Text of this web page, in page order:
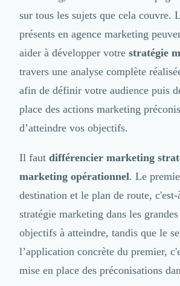
Marketing Automation
Brand Content
Publicité
Veille commerciale
Photographie
Salons
Présentations PowerPoint
Email Marketing
Data Marketing
Logiciel Marketing
Logiciel Commercial
Assurance
Expertise Comptable
Subventions & Aides
sur tous les sujets que cela couvre.
présents en agence marketing
aider à développer votre stratégie
travers une analyse complète
afin de définir votre audience puis
place des actions marketing
d’atteindre vos objectifs.
Il faut différencier marketing
marketing opérationnel. Le
destination et le plan de route,
stratégie marketing dans les
objectifs à atteindre, tandis que le
l’application concrète du premier,
mise en place des préconisations